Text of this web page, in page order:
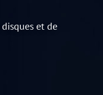
et de